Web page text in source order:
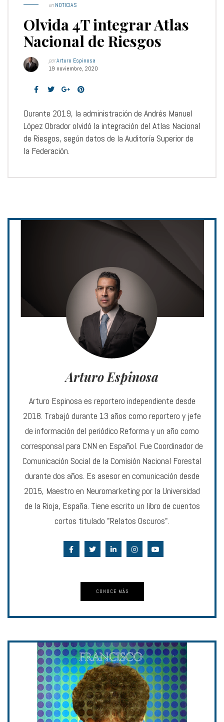
enNOTICIAS
Olvida 4T integrar Atlas
Nacional de Riesgos
porArturo Espinosa
19 noviembre, 2020
Durante 2019, la administración de Andrés Manuel
López Obrador olvidó la integración del Atlas Nacional
de Riesgos, según datos de la Auditoría Superior de
la Federación.
Arturo Espinosa
Arturo Espinosa es reportero independiente desde
2018. Trabajó durante 13 años como reportero y jefe
de información del periódico Reforma y un año como
corresponsal para CNN en Español. Fue Coordinador de
Comunicación Social de la Comisión Nacional Forestal
durante dos años. Es asesor en comunicación desde
2015, Maestro en Neuromarketing por la Universidad
de la Rioja, España. Tiene escrito un libro de cuentos
cortos titulado "Relatos Oscuros".
CONOCE MÁS